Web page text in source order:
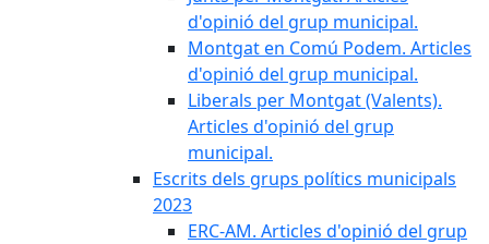
d'opinió del grup municipal.
Montgat en Comú Podem. Articles
d'opinió del grup municipal.
Liberals per Montgat (Valents).
Articles d'opinió del grup
municipal.
Escrits dels grups polítics municipals
2023
ERC-AM. Articles d'opinió del grup